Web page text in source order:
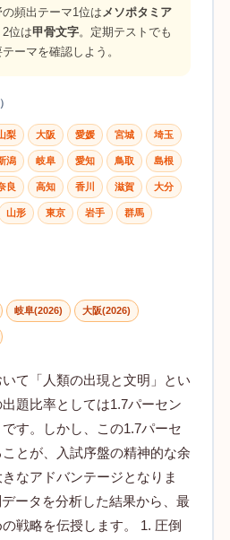
頻出テーマ1位は メソポタミア
2位は甲骨文字。定期テストでも
ーマを確認しよう。
梨 大阪 愛媛 宮城 埼玉
潟 岐阜 愛知 鳥取 島根
良 高知 香川 滋賀 大分
山形 東京 岩手 群馬
岐阜(2026) 大阪(2026)
て「人類の出現と文明」とい
題比率としては1.7パーセン
す。しかし、この1.7パーセ
とが、入試序盤の精神的な余
なアドバンテージとなりま
ータを分析した結果から、最
戦略を伝授します。 1. 圧倒